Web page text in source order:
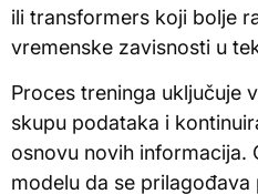
ili transformers koji bolje
vremenske zavisnosti u
Proces treninga uključuje
skupu podataka i
osnovu novih informacija.
modelu da se